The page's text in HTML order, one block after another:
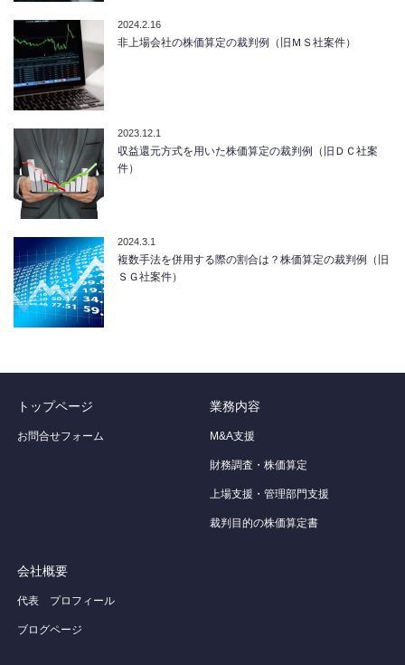
2024.2.16
非上場会社の株価算定の裁判例（旧ＭＳ社案件）
2023.12.1
収益還元方式を用いた株価算定の裁判例（旧ＤＣ社案
件）
2024.3.1
複数手法を併用する際の割合は？株価算定の裁判例（旧
ＳＧ社案件）
トップページ
お問合せフォーム
業務内容
M&A支援
財務調査・株価算定
上場支援・管理部門支援
裁判目的の株価算定書
会社概要
代表 プロフィール
ブログページ